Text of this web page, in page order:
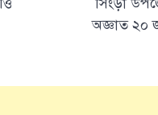
অজ্ঞাত ২০